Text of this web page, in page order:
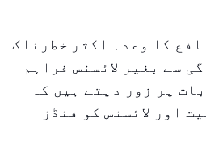
کا وعدہ اکثر خطرناک
سے بغیر لائسنس فراہم
پر زور دیتے ہیں کہ
اور لائسنس کو فنڈز